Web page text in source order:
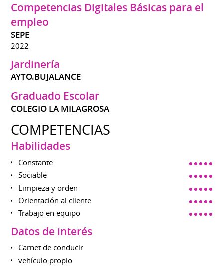
Competencias Digitales Básicas para el
empleo
SEPE
2022
Jardinería
AYTO.BUJALANCE
Graduado Escolar
COLEGIO LA MILAGROSA
COMPETENCIAS
Habilidades
Constante
Sociable
Limpieza y orden
Orientación al cliente
Trabajo en equipo
Datos de interés
Carnet de conducir
vehículo propio